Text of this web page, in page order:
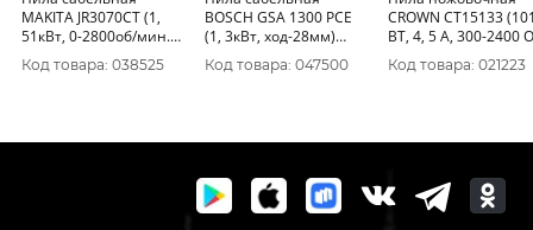
MAKITA JR3070CT (1,
51кВт, 0-2800об/мин.
ход-32мм, рез-255мм,
AVT)
Код товара: 038525
BOSCH GSA 1300 PCE
(1, 3кВт, ход-28мм)
060164E200
Код товара: 047500
CROWN CT15133
ВТ, 4, 5 А, 300-2400 ОБ/
МИН)
Код товара: 021223